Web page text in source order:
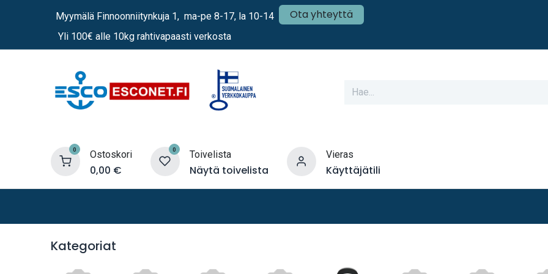
Myymälä Finnoonniitynkuja 1, ma-pe 8-17, la 10-14 Ota yhteyttä
Yli 100€ alle 10kg rahtivapaasti verkosta
0 Ostoskori
0,00 €
0 Toivelista
Näytä toivelista
Vieras
Käyttäjätili
Kategoriat